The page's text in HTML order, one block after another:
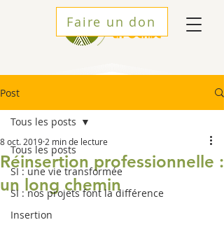
Faire un don
Post
Tous les posts
SI : une vie transformée
SI : nos projets font la différence
Insertion
Tous les posts
Réinsertion professionnelle :
un long chemin
8 oct. 2019 2 min de lecture